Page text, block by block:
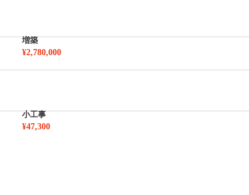
増築
¥2,780,000
小工事
¥47,300